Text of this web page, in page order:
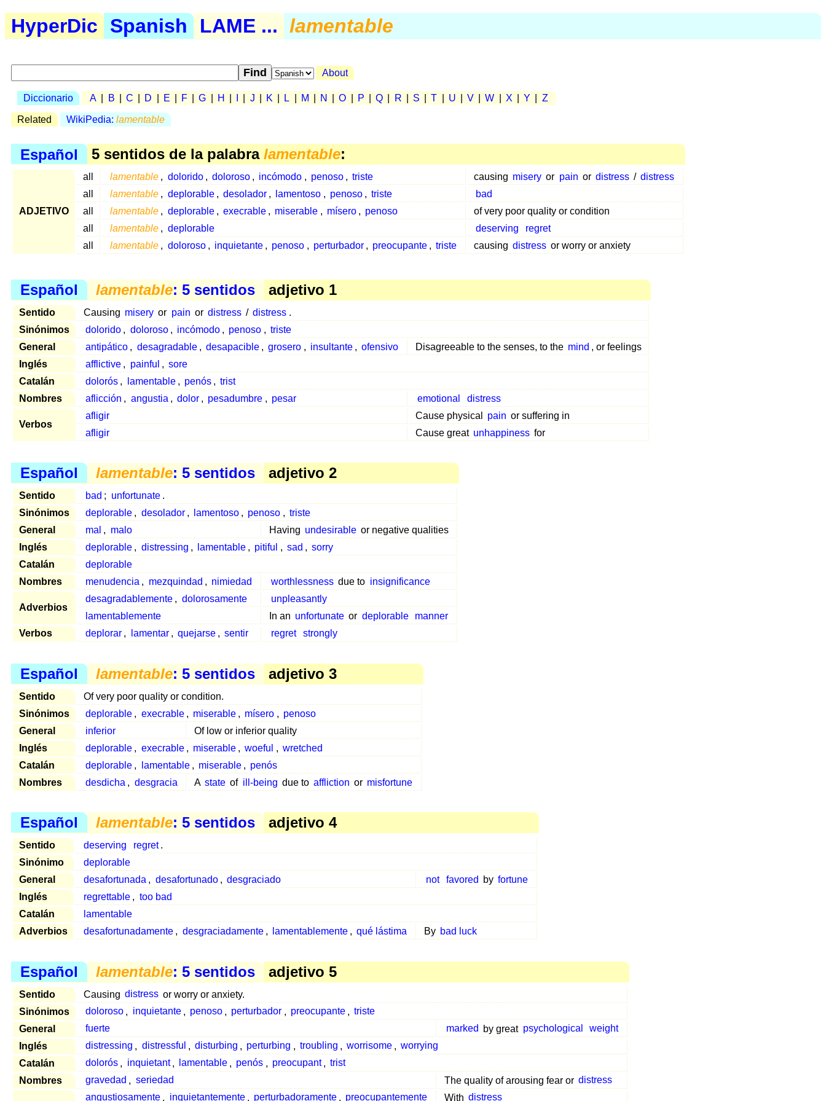
HyperDic Spanish LAME ... lamentable
About
Diccionario A B C D E F G H J K L M N O P Q R S T U V W X Y Z
Related WikiPedia: lamentable
Español 5 sentidos de la palabra lamentable:
ADJETIVO
all lamentable , dolorido , doloroso , incómodo , penoso , triste causing misery or pain or distress / distress
all
lamentable , deplorable , desolador , lamentoso , penoso , triste
bad
all
lamentable , deplorable , execrable , miserable , mísero , penoso
of very poor quality or condition
all
lamentable , deplorable deserving
regret
all
lamentable , doloroso , inquietante , penoso , perturbador , preocupante , triste causing distress or worry or anxiety
Español lamentable: 5 sentidos adjetivo 1
Sentido Causing misery or pain or distress / distress .
Sinónimos
dolorido , doloroso , incómodo , penoso , triste
General
antipático , desagradable , desapacible , grosero , insultante , ofensivo Disagreeable to the senses, to the mind , or feelings
Inglés
afflictive , painful , sore
Catalán
dolorós , lamentable , penós , trist
Nombres
aflicción , angustia , dolor , pesadumbre , pesar emotional distress
Verbos
afligir Cause physical pain or suffering in
afligir
Cause great unhappiness for
Español lamentable: 5 sentidos adjetivo 2
Sentido bad ; unfortunate .
Sinónimos
deplorable , desolador , lamentoso , penoso , triste
General
mal , malo Having undesirable or negative qualities
Inglés
deplorable , distressing , lamentable , pitiful , sad , sorry
Catalán
deplorable
Nombres
menudencia , mezquindad , nimiedad worthlessness due to insignificance
Adverbios
desagradablemente , dolorosamente
unpleasantly
lamentablemente
In an unfortunate or deplorable
manner
Verbos
deplorar , lamentar , quejarse , sentir regret strongly
Español lamentable: 5 sentidos adjetivo 3
Sentido
Of very poor quality or condition.
Sinónimos
deplorable , execrable , miserable , mísero , penoso
General
inferior
Of low or inferior quality
Inglés
deplorable , execrable , miserable , woeful , wretched
Catalán
deplorable , lamentable , miserable , penós
Nombres
desdicha , desgracia A state of ill-being due to affliction or misfortune
Español lamentable: 5 sentidos adjetivo 4
Sentido deserving regret .
Sinónimo
deplorable
General
desafortunada , desafortunado , desgraciado not favored by fortune
Inglés
regrettable , too bad
Catalán
lamentable
Adverbios
desafortunadamente , desgraciadamente , lamentablemente , qué lástima By bad luck
Español lamentable: 5 sentidos adjetivo 5
Sentido Causing distress or worry or anxiety.
Sinónimos
doloroso , inquietante , penoso , perturbador , preocupante , triste
General
fuerte marked by great psychological
weight
Inglés
distressing , distressful , disturbing , perturbing , troubling , worrisome , worrying
Catalán
dolorós , inquietant , lamentable , penós , preocupant , trist
Nombres
gravedad , seriedad The quality of arousing fear or distress
angustiosamente , inquietantemente , perturbadoramente , preocupantemente With distress